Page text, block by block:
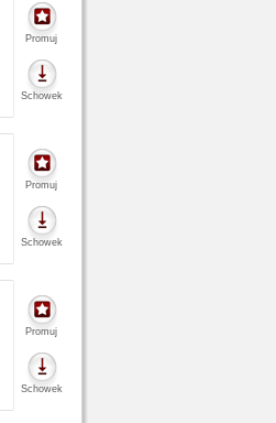
Promuj
Schowek
Promuj
Schowek
Promuj
Schowek